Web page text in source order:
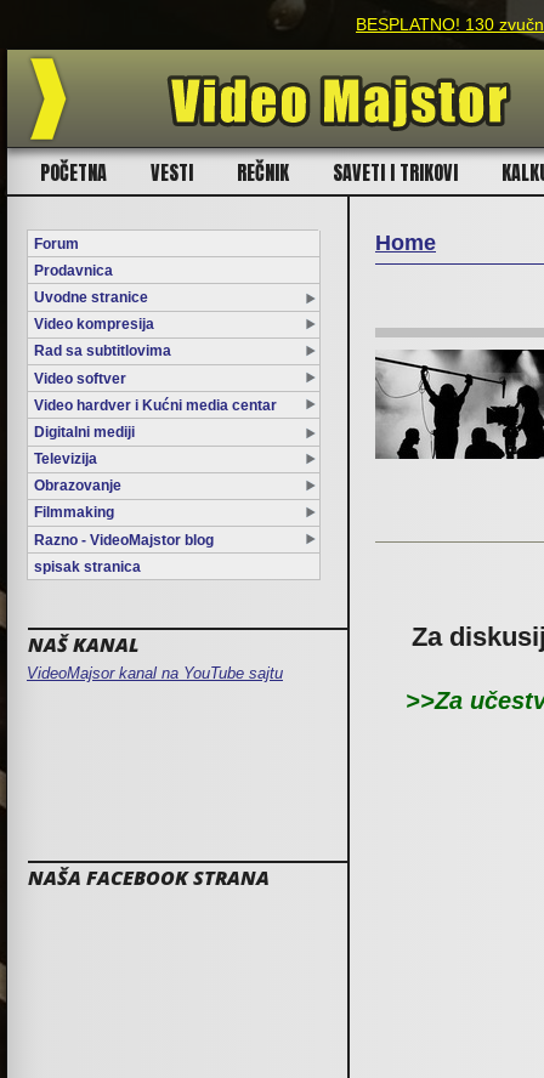
BESPLATNO! 130
POČETNA VESTI REČNIK SAVETI I TRIKOVI
Forum
Prodavnica
Uvodne stranice
Video kompresija
Rad sa subtitlovima
Video softver
Video hardver i Kućni media centar
Digitalni mediji
Televizija
Obrazovanje
Filmmaking
Razno - VideoMajstor blog
spisak stranica
NAŠ KANAL
VideoMajsor kanal na YouTube sajtu
NAŠA FACEBOOK STRANA
Home
Za
>>Za